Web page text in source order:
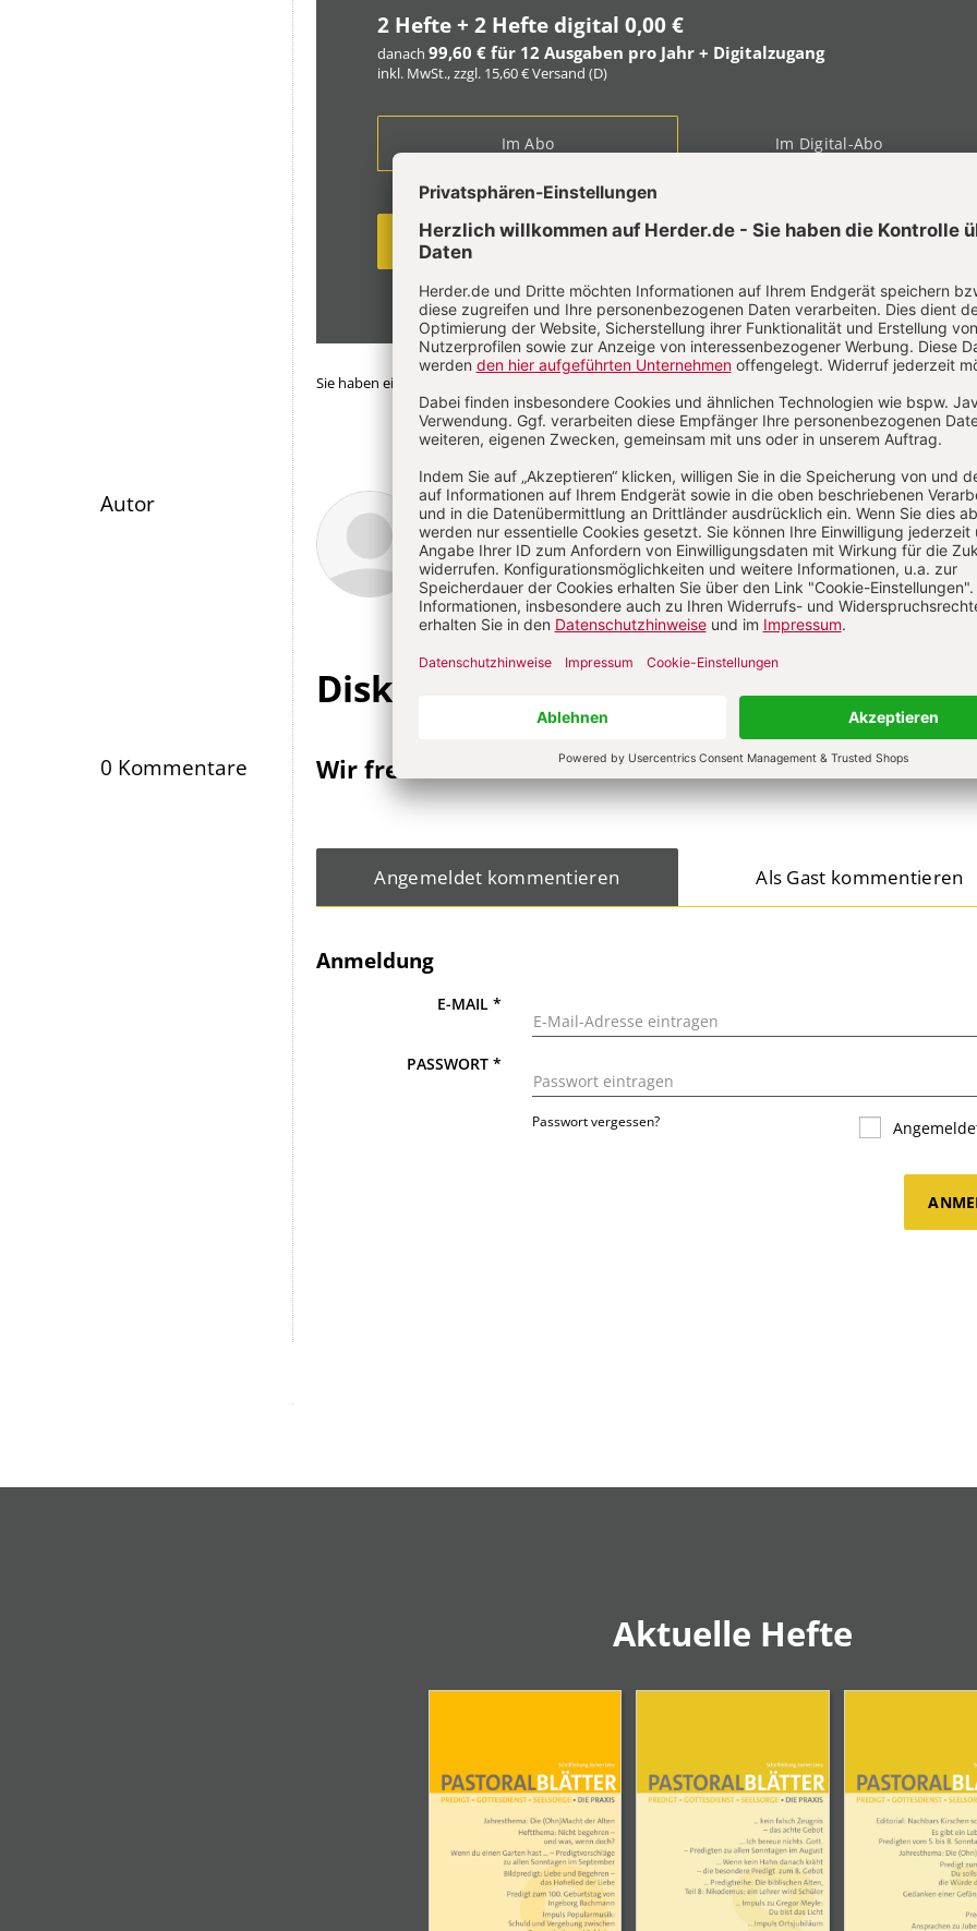
2 Hefte + 2 Hefte digital 0,00 €
danach 99,60 € für 12 Ausgaben pro Jahr + Digitalzugang
inkl. MwSt., zzgl. 15,60 € Versand (D)
Im Abo Im Digital-Abo
ABO TESTEN
Sie haben ein Abonnement?
Überschrift
Autor Rainer Heimburger
Diskussion
0 Kommentare Wir freuen uns über Ihren Kommentar
Angemeldet kommentieren Als Gast kommentieren
Anmeldung
E-MAIL*
PASSWORT*
Passwort vergessen?
Aktuelle Hefte